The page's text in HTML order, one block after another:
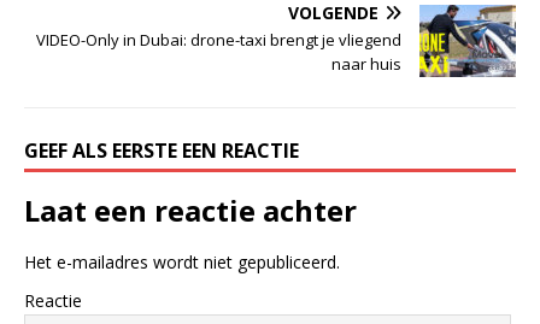
VOLGENDE
VIDEO-Only in Dubai: drone-taxi brengt je vliegend
naar huis
GEEF ALS EERSTE EEN REACTIE
Laat een reactie achter
Het e-mailadres wordt niet gepubliceerd.
Reactie